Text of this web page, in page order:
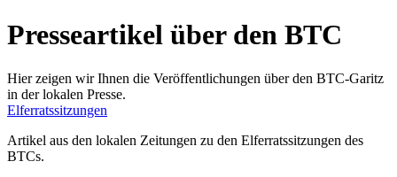
Presseartikel über den BTC
Hier zeigen wir Ihnen die Veröffentlichungen über den BTC-Garitz
in der lokalen Presse.
Elferratssitzungen
Artikel aus den lokalen Zeitungen zu den Elferratssitzungen des
BTCs.